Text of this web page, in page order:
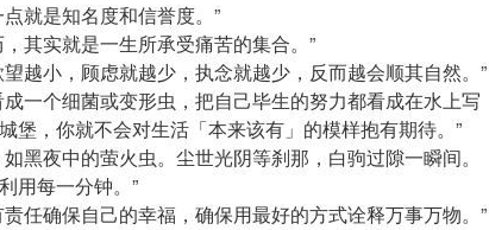
就是知名度和信誉度。”
其实就是一生所承受痛苦的集合。”
越小，顾虑就越少，执念就越少，反而越会顺其自然。”
成一个细菌或变形虫，把自己毕生的努力都看成在水上写
堡，你就不会对生活「本来该有」的模样抱有期待。”
黑夜中的萤火虫。尘世光阴等刹那，白驹过隙一瞬间。
用每一分钟。”
任确保自己的幸福，确保用最好的方式诠释万事万物。”